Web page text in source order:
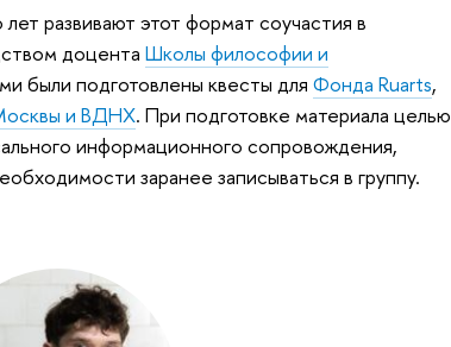
развивают этот формат соучастия в
доцента Школы философии и
были подготовлены квесты для Фонда Ruarts,
и ВДНХ. При подготовке материала целью
информационного сопровождения,
заранее записываться в группу.